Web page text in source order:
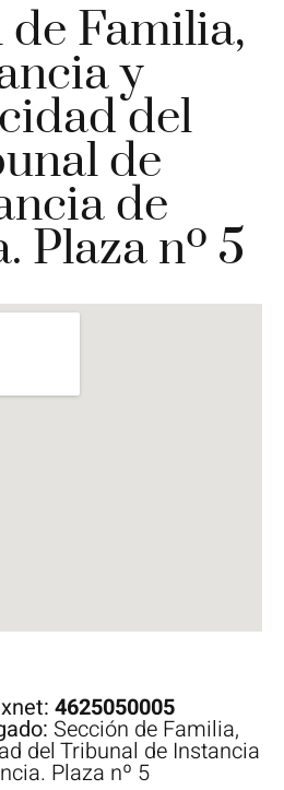
de Familia,
y
del
de
de
Plaza nº 5
4625050005
Sección de Familia,
del Tribunal de Instancia
Plaza nº 5